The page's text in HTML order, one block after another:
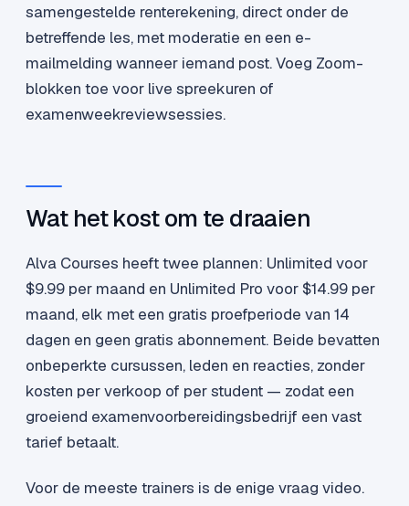
samengestelde renterekening, direct onder de
betreffende les, met moderatie en een e-
mailmelding wanneer iemand post. Voeg Zoom-
blokken toe voor live spreekuren of
examenweekreviewsessies.
Wat het kost om te draaien
Alva Courses heeft twee plannen: Unlimited voor
$9.99 per maand en Unlimited Pro voor $14.99 per
maand, elk met een gratis proefperiode van 14
dagen en geen gratis abonnement. Beide bevatten
onbeperkte cursussen, leden en reacties, zonder
kosten per verkoop of per student — zodat een
groeiend examenvoorbereidingsbedrijf een vast
tarief betaalt.
Voor de meeste trainers is de enige vraag video.